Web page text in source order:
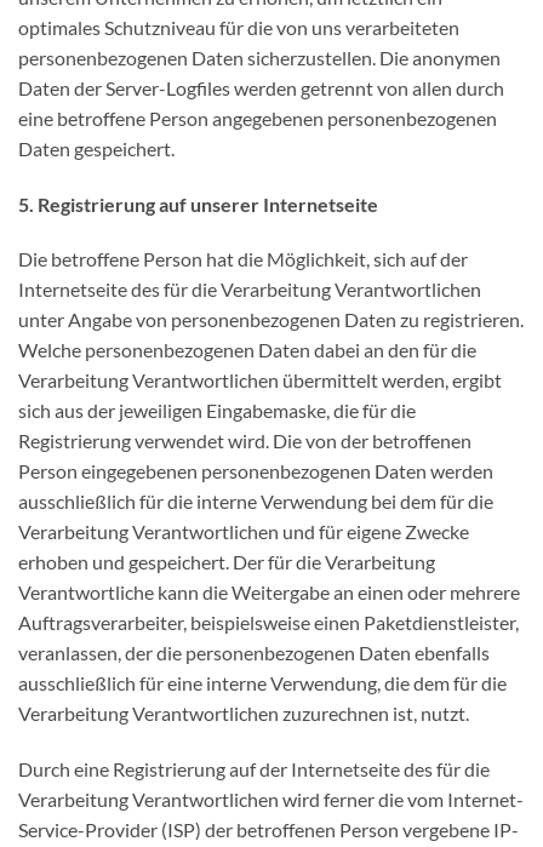
optimales Schutzniveau für die von uns verarbeiteten
personenbezogenen Daten sicherzustellen. Die anonymen
Daten der Server-Logfiles werden getrennt von allen durch
eine betroffene Person angegebenen personenbezogenen
Daten gespeichert.
5. Registrierung auf unserer Internetseite
Die betroffene Person hat die Möglichkeit, sich auf der
Internetseite des für die Verarbeitung Verantwortlichen
unter Angabe von personenbezogenen Daten zu registrieren.
Welche personenbezogenen Daten dabei an den für die
Verarbeitung Verantwortlichen übermittelt werden, ergibt
sich aus der jeweiligen Eingabemaske, die für die
Registrierung verwendet wird. Die von der betroffenen
Person eingegebenen personenbezogenen Daten werden
ausschließlich für die interne Verwendung bei dem für die
Verarbeitung Verantwortlichen und für eigene Zwecke
erhoben und gespeichert. Der für die Verarbeitung
Verantwortliche kann die Weitergabe an einen oder mehrere
Auftragsverarbeiter, beispielsweise einen Paketdienstleister,
veranlassen, der die personenbezogenen Daten ebenfalls
ausschließlich für eine interne Verwendung, die dem für die
Verarbeitung Verantwortlichen zuzurechnen ist, nutzt.
Durch eine Registrierung auf der Internetseite des für die
Verarbeitung Verantwortlichen wird ferner die vom Internet-
Service-Provider (ISP) der betroffenen Person vergebene IP-